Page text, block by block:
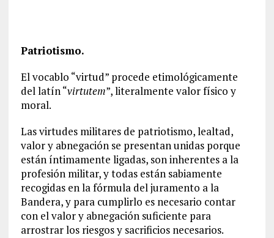
Patriotismo.
El vocablo “virtud” procede etimológicamente
del latín “virtutem”, literalmente valor físico y
moral.
Las virtudes militares de patriotismo, lealtad,
valor y abnegación se presentan unidas porque
están íntimamente ligadas, son inherentes a la
profesión militar, y todas están sabiamente
recogidas en la fórmula del juramento a la
Bandera, y para cumplirlo es necesario contar
con el valor y abnegación suficiente para
arrostrar los riesgos y sacrificios necesarios.